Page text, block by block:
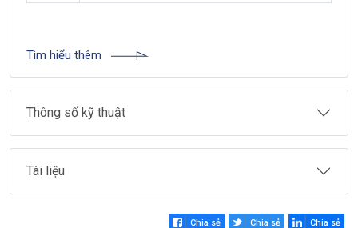
Tìm hiểu thêm
Thông số kỹ thuật
Tài liệu
Chia sẻ Chia sẻ Chia sẻ